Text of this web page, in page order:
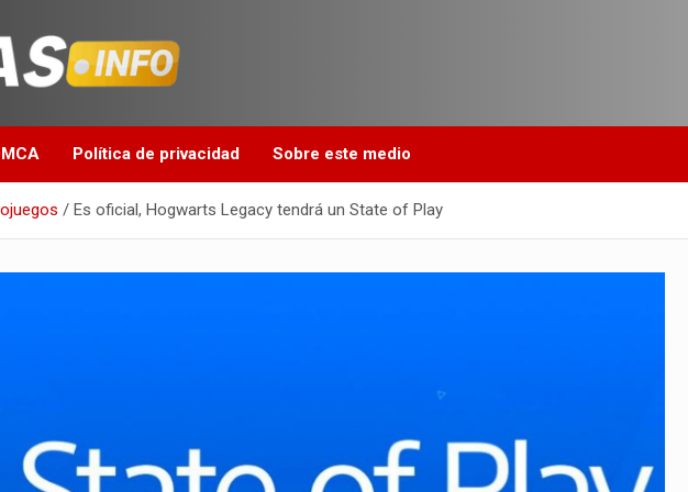
Política de privacidad Sobre este medio
Es oficial, Hogwarts Legacy tendrá un State of Play